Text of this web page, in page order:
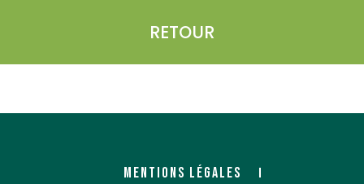
RETOUR
MENTIONS LÉGALES